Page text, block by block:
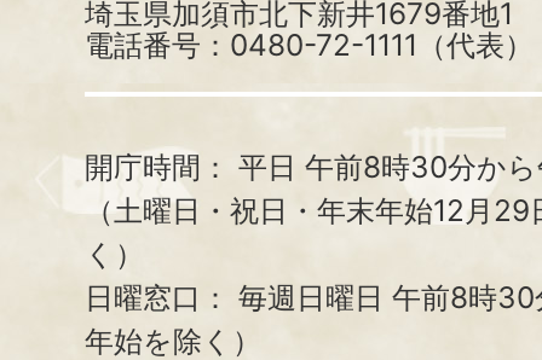
埼玉県加須市北下新井1679番地1
電話番号：0480-72-1111（代表）
開庁時間： 平日 午前8時30分か
（土曜日・祝日・年末年始12月
く）
日曜窓口： 毎週日曜日 午前8時
年始を除く）